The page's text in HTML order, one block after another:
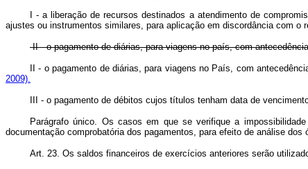
I - a liberação de recursos destinados a atendimento de
ajustes ou instrumentos similares, para aplicação em discordância com o
II - o pagamento de diárias, para viagens no país, com
II - o pagamento de diárias, para viagens no País, com
2009).
III - o pagamento de débitos cujos títulos tenham data de
Parágrafo único. Os casos em que se verifique a
documentação comprobatória dos pagamentos, para efeito de análise dos
Art. 23. Os saldos financeiros de exercícios anteriores serão